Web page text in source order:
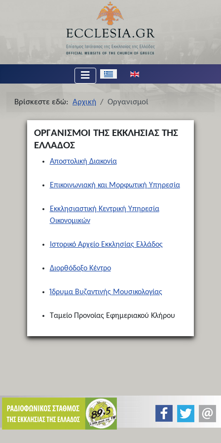
Επιλέξτε τη γλώσσα σας
Βρίσκεστε εδώ: Αρχική Οργανισμοί
ΟΡΓΑΝΙΣΜΟΙ ΤΗΣ ΕΚΚΛΗΣΙΑΣ ΤΗΣ
ΕΛΛΑΔΟΣ
Αποστολική Διακονία
Επικοινωνιακή και Μορφωτική Υπηρεσία
Εκκλησιαστική Κεντρική Υπηρεσία
Οικονομικών
Ιστορικό Αρχείο Εκκλησίας Ελλάδος
Διορθόδοξο Κέντρο
Ίδρυμα Βυζαντινής Μουσικολογίας
Ταμείο Προνοίας Εφημεριακού Κλήρου